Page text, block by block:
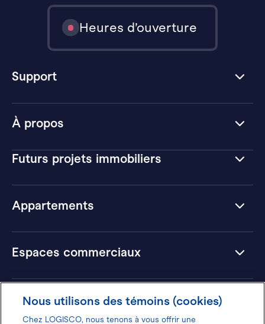
À propos
Futurs projets immobiliers
Appartements
Espaces commerciaux
Hôtels
Heures d’ouverture
Support
Nous utilisons des témoins (cookies)
Chez LOGISCO, nous tenons à vous offrir une